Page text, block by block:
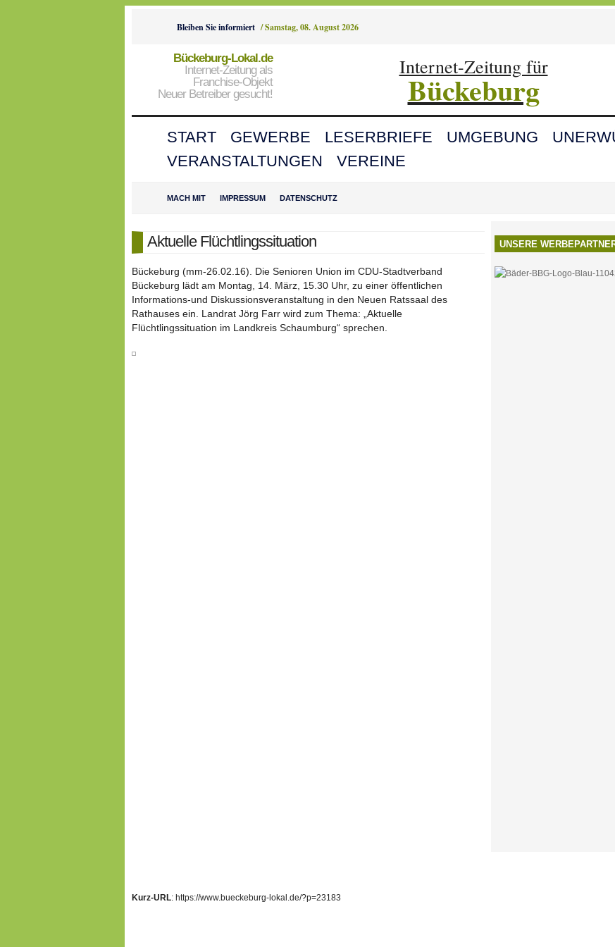
Bleiben Sie informiert /Samstag, 08. August 2026
Bückeburg-Lokal.de
Internet-Zeitung als
Franchise-Objekt
Neuer Betreiber gesucht!
Internet-Zeitung für
Bückeburg
START GEWERBE LESERBRIEFE UMGEBUNG
VERANSTALTUNGEN
VEREINE
MACH MIT IMPRESSUM DATENSCHUTZ
Aktuelle Flüchtlingssituation
Bückeburg (mm-26.02.16). Die Senioren Union im CDU-Stadtverband
Bückeburg lädt am Montag, 14. März, 15.30 Uhr, zu einer öffentlichen
Informations-und Diskussionsveranstaltung in den Neuen Ratssaal des
Rathauses ein. Landrat Jörg Farr wird zum Thema: „Aktuelle
Flüchtlingssituation im Landkreis Schaumburg“ sprechen.
Kurz-URL: https://www.bueckeburg-lokal.de/?p=23183
UNSERE